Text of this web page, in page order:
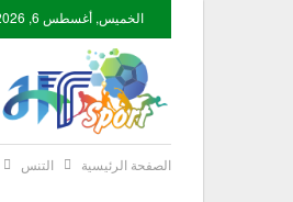
الخميس, أغسطس 6, 2026
الصفحة الرئيسية التنس